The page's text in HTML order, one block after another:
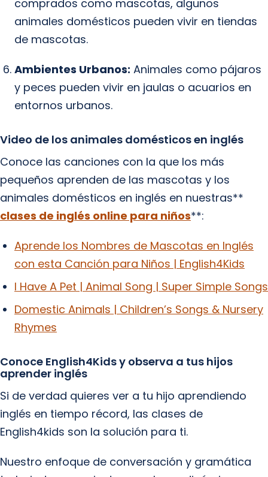
comprados como mascotas, algunos
animales domésticos pueden vivir en tiendas
de mascotas.
Ambientes Urbanos: Animales como pájaros
y peces pueden vivir en jaulas o acuarios en
entornos urbanos.
Video de los animales domésticos en inglés
Conoce las canciones con la que los más
pequeños aprenden de las mascotas y los
animales domésticos en inglés en nuestras**
clases de inglés online para niños**:
Aprende los Nombres de Mascotas en Inglés
con esta Canción para Niños | English4Kids
I Have A Pet | Animal Song | Super Simple Songs
Domestic Animals | Children’s Songs & Nursery
Rhymes
Conoce English4Kids y observa a tus hijos
aprender inglés
Si de verdad quieres ver a tu hijo aprendiendo
inglés en tiempo récord, las clases de
English4kids son la solución para ti.
Nuestro enfoque de conversación y gramática